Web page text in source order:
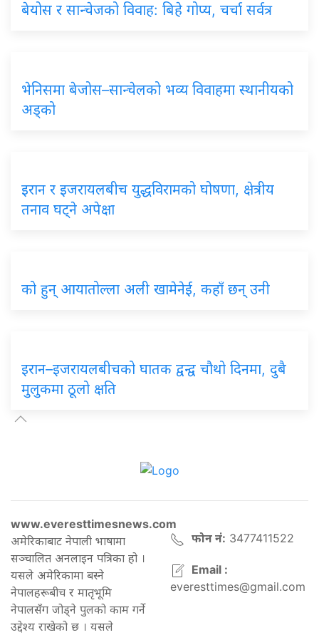
बेयोस र सान्चेजको विवाह: बिहे गोप्य, चर्चा सर्वत्र
भेनिसमा बेजोस–सान्चेलको भव्य विवाहमा स्थानीयको
अड्को
इरान र इजरायलबीच युद्धविरामको घोषणा, क्षेत्रीय
तनाव घट्ने अपेक्षा
को हुन् आयातोल्ला अली खामेनेई, कहाँ छन् उनी
इरान–इजरायलबीचको घातक द्वन्द्व चौथो दिनमा, दुबै
मुलुकमा ठूलो क्षति
www.everesttimesnews.com
अमेरिकाबाट नेपाली भाषामा
सञ्चालित अनलाइन पत्रिका हो ।
यसले अमेरिकामा बस्ने
नेपालहरूबीच र मातृभूमि
नेपालसँग जोड्ने पुलको काम गर्ने
उद्देश्य राखेको छ । यसले
फोन नं: 3477411522
Email :
everesttimes@gmail.com